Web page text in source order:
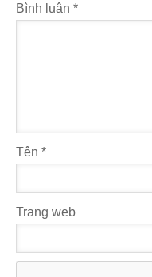
Bình luận *
Tên *
Trang web